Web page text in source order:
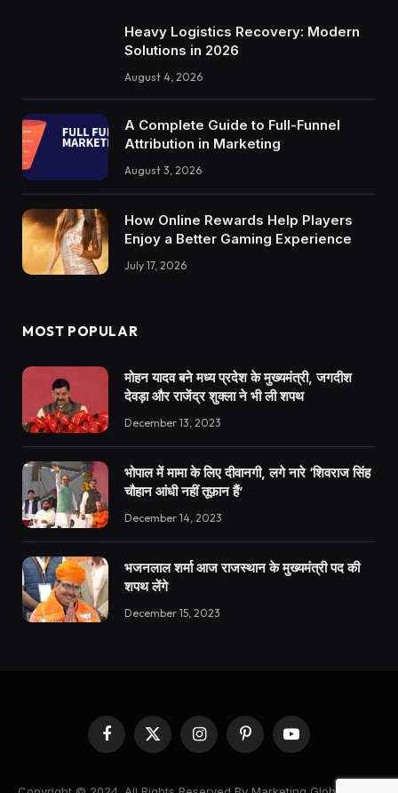
Heavy Logistics Recovery: Modern
Solutions in 2026
August 4, 2026
A Complete Guide to Full-Funnel
Attribution in Marketing
August 3, 2026
How Online Rewards Help Players
Enjoy a Better Gaming Experience
July 17, 2026
MOST POPULAR
मोहन यादव बने मध्य प्रदेश के मुख्यमंत्री, जगदीश
देवड़ा और राजेंद्र शुक्ला ने भी ली शपथ
December 13, 2023
भोपाल में मामा के लिए दीवानगी, लगे नारे ‘शिवराज सिंह
चौहान आंधी नहीं तूफ़ान हैं’
December 14, 2023
भजनलाल शर्मा आज राजस्थान के मुख्यमंत्री पद की
शपथ लेंगे
December 15, 2023
Facebook
X
InstagramPinterestYouTube